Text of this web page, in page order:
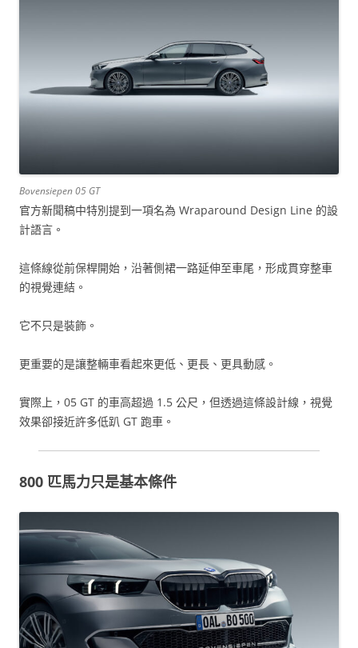
Bovensiepen 05 GT
官方新聞稿中特別提到一項名為 Wraparound Design Line 的設
計語言。
這條線從前保桿開始，沿著側裙一路延伸至車尾，形成貫穿整車
的視覺連結。
它不只是裝飾。
更重要的是讓整輛車看起來更低、更長、更具動感。
實際上，05 GT 的車高超過 1.5 公尺，但透過這條設計線，視覺
效果卻接近許多低趴 GT 跑車。
800 匹馬力只是基本條件